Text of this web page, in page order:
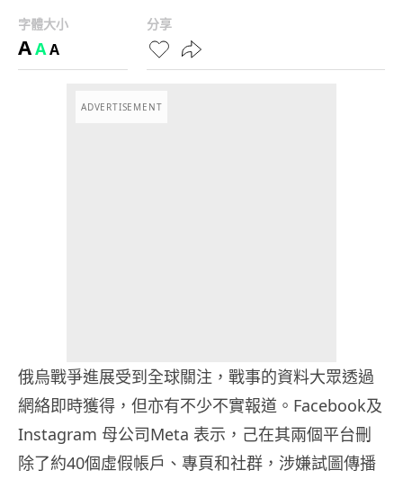
字體大小
AAA
分享
ADVERTISEMENT
俄烏戰爭進展受到全球關注，戰事的資料大眾透過
網絡即時獲得，但亦有不少不實報道。Facebook及
Instagram 母公司Meta 表示，己在其兩個平台刪
除了約40個虛假帳戶、專頁和社群，涉嫌試圖傳播